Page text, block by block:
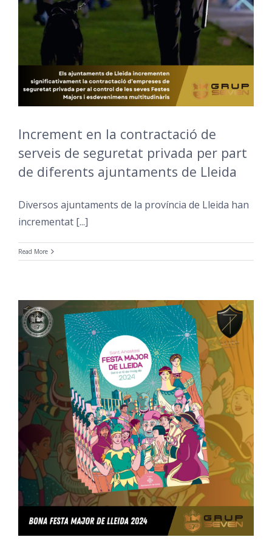
Increment en la contractació de
serveis de seguretat privada per part
de diferents ajuntaments de Lleida
Diversos ajuntaments de la província de Lleida han
incrementat [...]
Read More